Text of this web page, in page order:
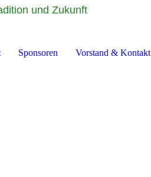
und Zukunft
Sponsoren Vorstand & Kontakt